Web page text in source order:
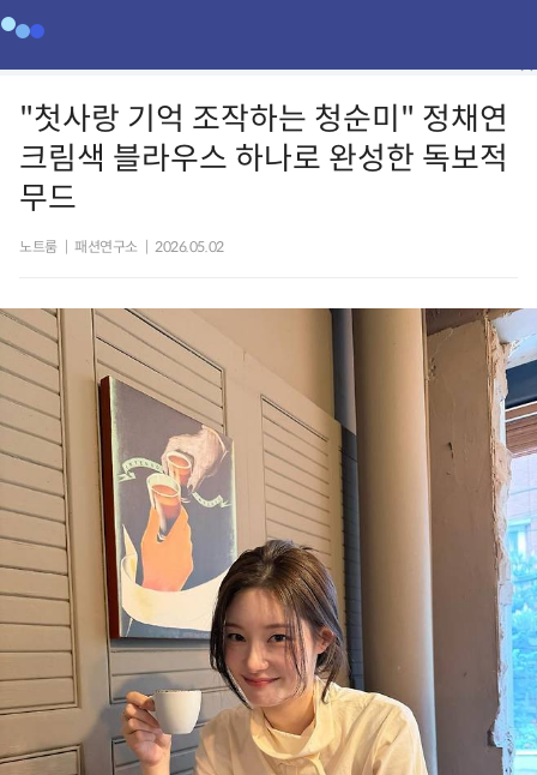
"첫사랑 기억 조작하는 청순미" 정채연
크림색 블라우스 하나로 완성한 독보적
무드
노트룸 패션연구소 2026.05.02